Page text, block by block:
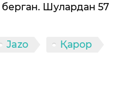
берган. Шулардан 57
Jazo
Қарор